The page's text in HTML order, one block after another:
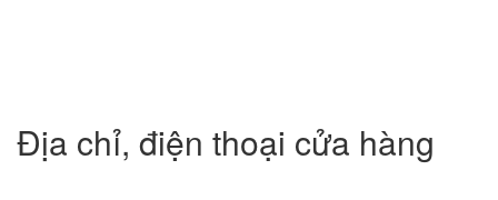
Địa chỉ, điện thoại cửa hàng